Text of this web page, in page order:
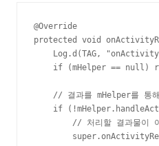
@Override
protected void
Log.d(TAG,
if (mHelper == null)
// 결과를 mHelper를 통
if
// 처리할 결과물이